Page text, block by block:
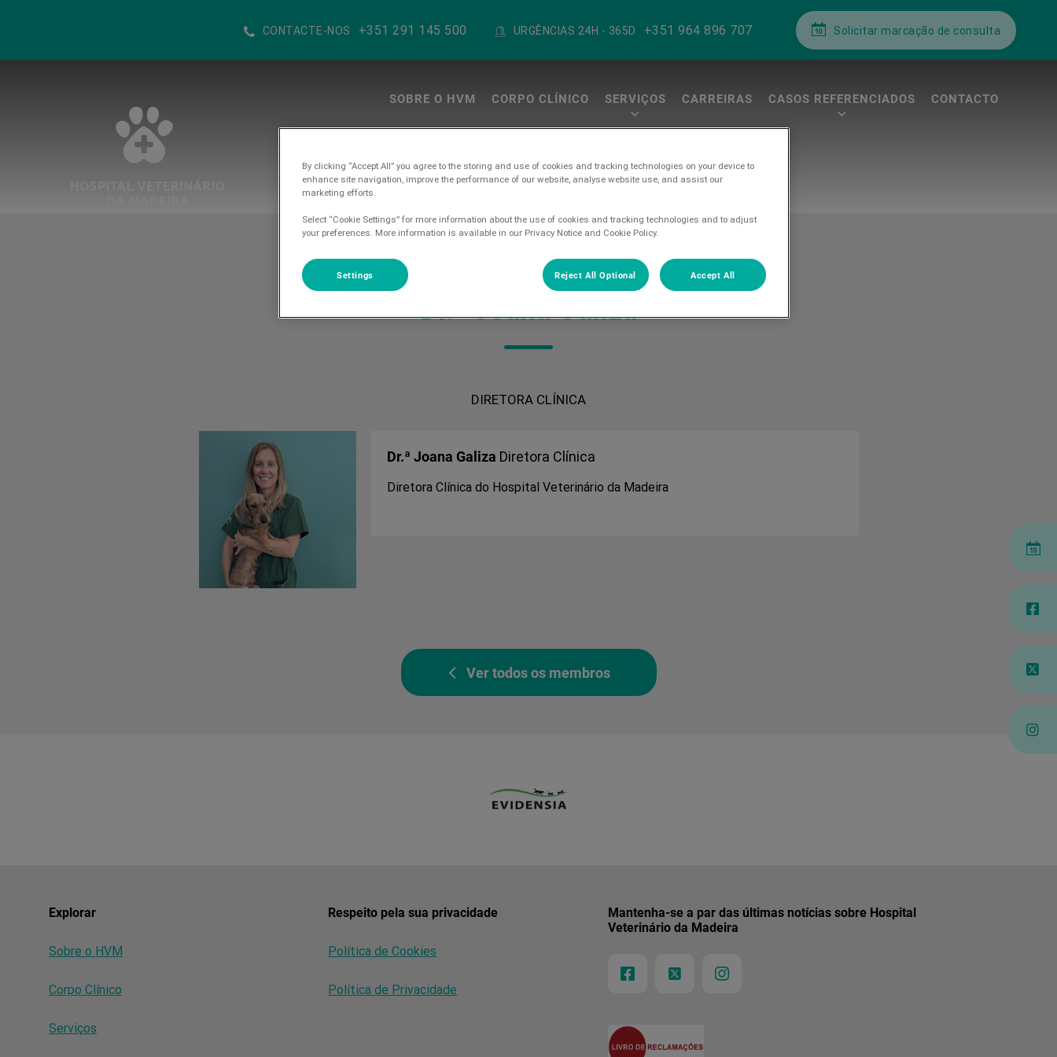
CONTACTE-NOS +351 291 145 500 URGÊNCIAS 24H - 365D +351 964 896 707 Solicitar marcação de consulta
Homepage do Hospital Veterinario da Madeira
SOBRE O HVM CORPO CLÍNICO SERVIÇOS CARREIRAS CASOS REFERENCIADOS CONTACTO
Dr.ª Joana Galiza
DIRETORA CLÍNICA
Dr.ª Joana Galiza Diretora Clínica
Diretora Clínica do Hospital Veterinário da Madeira
Ver todos os membros
Explorar
Sobre o HVM
Corpo Clínico
Serviços
Respeito pela sua privacidade
Política de Cookies
Política de Privacidade
Mantenha-se a par das últimas notícias sobre Hospital
Veterinário da Madeira
By clicking “Accept All” you agree to the storing and use of cookies and tracking technologies on your device to
enhance site navigation, improve the performance of our website, analyse website use, and assist our
marketing efforts.
Select “Cookie Settings” for more information about the use of cookies and tracking technologies and to adjust
your preferences. More information is available in our Privacy Notice and Cookie Policy.
Settings Reject All Optional Accept All